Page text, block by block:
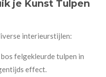
je Kunst Tulpen
interieurstijlen:
felgekleurde tulpen in
effect.